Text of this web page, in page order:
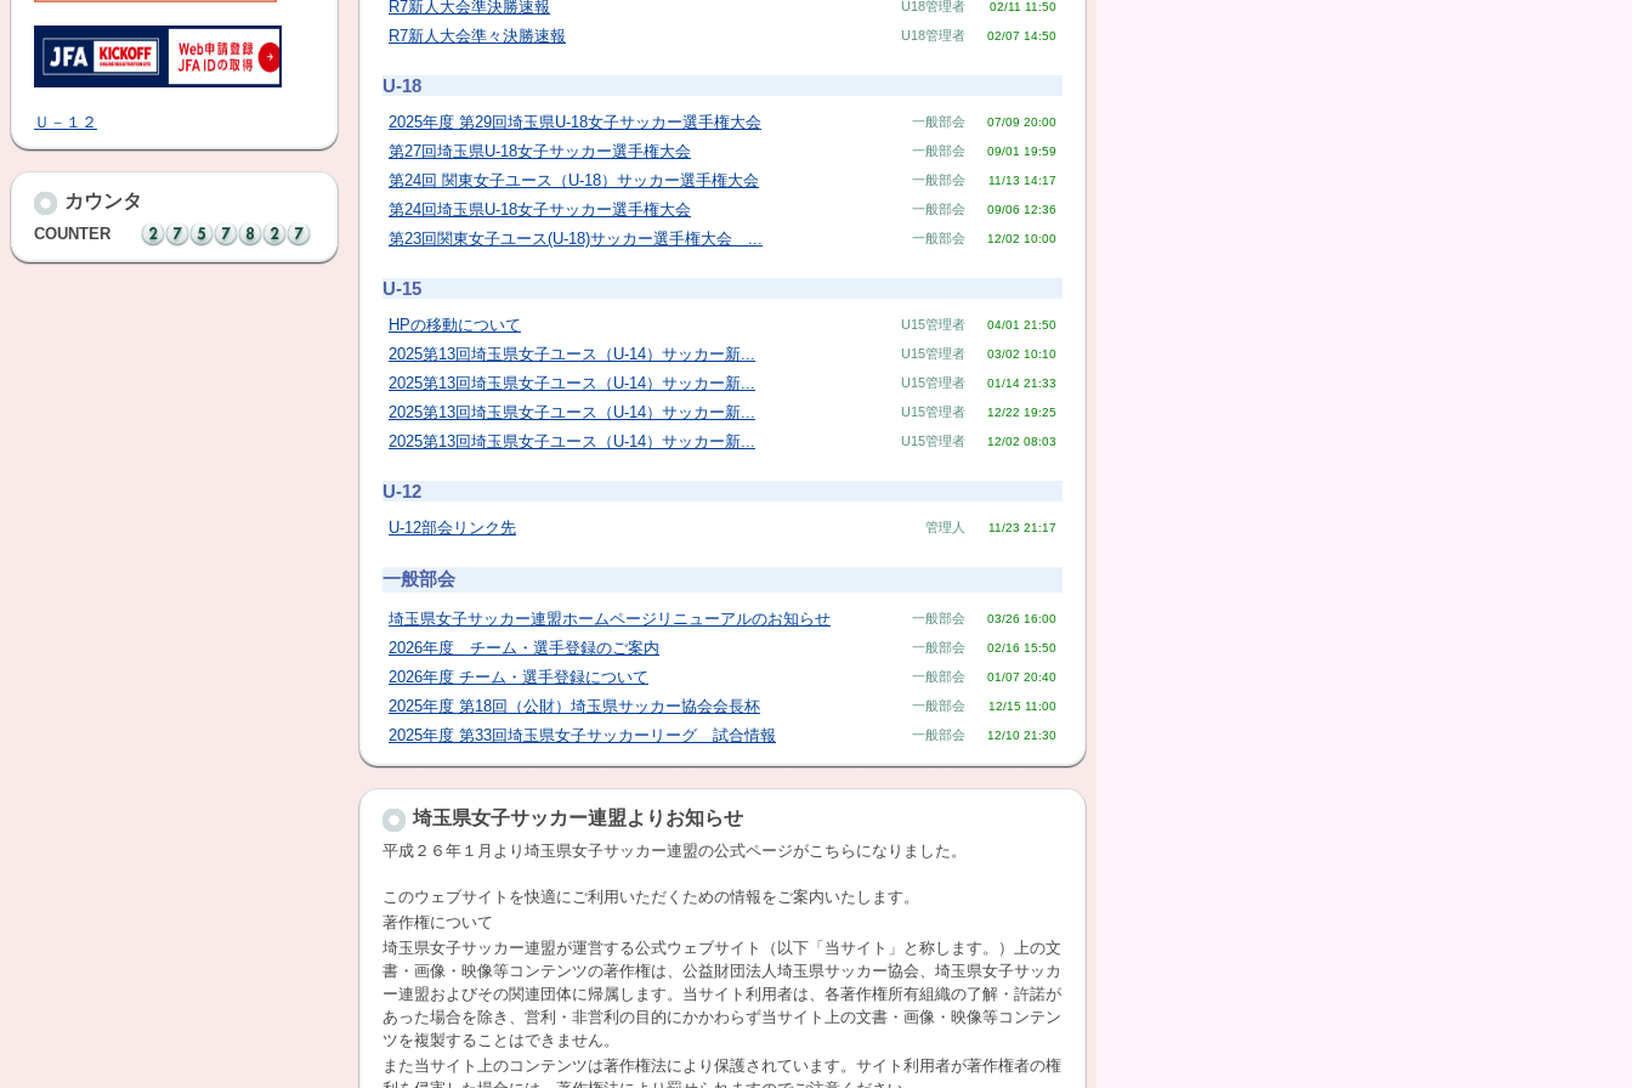
Ｕ－１２
カウンタ
COUNTER
R7新人大会準決勝速報 U18管理者 02/11 11:50
R7新人大会準々決勝速報 U18管理者 02/07 14:50
U-18
2025年度 第29回埼玉県U-18女子サッカー選手権大会 一般部会 07/09 20:00
第27回埼玉県U-18女子サッカー選手権大会 一般部会 09/01 19:59
第24回 関東女子ユース（U-18）サッカー選手権大会 一般部会 11/13 14:17
第24回埼玉県U-18女子サッカー選手権大会 一般部会 09/06 12:36
第23回関東女子ユース(U-18)サッカー選手権大会 ... 一般部会 12/02 10:00
U-15
HPの移動について U15管理者 04/01 21:50
2025第13回埼玉県女子ユース（U-14）サッカー新... U15管理者 03/02 10:10
2025第13回埼玉県女子ユース（U-14）サッカー新... U15管理者 01/14 21:33
2025第13回埼玉県女子ユース（U-14）サッカー新... U15管理者 12/22 19:25
2025第13回埼玉県女子ユース（U-14）サッカー新... U15管理者 12/02 08:03
U-12
U-12部会リンク先 管理人 11/23 21:17
一般部会
埼玉県女子サッカー連盟ホームページリニューアルのお知らせ 一般部会 03/26 16:00
2026年度 チーム・選手登録のご案内 一般部会 02/16 15:50
2026年度 チーム・選手登録について 一般部会 01/07 20:40
2025年度 第18回（公財）埼玉県サッカー協会会長杯 一般部会 12/15 11:00
2025年度 第33回埼玉県女子サッカーリーグ 試合情報 一般部会 12/10 21:30
埼玉県女子サッカー連盟よりお知らせ
平成２６年１月より埼玉県女子サッカー連盟の公式ページがこちらになりました。
このウェブサイトを快適にご利用いただくための情報をご案内いたします。
著作権について
埼玉県女子サッカー連盟が運営する公式ウェブサイト（以下「当サイト」と称します。）上の文
書・画像・映像等コンテンツの著作権は、公益財団法人埼玉県サッカー協会、埼玉県女子サッカ
ー連盟およびその関連団体に帰属します。当サイト利用者は、各著作権所有組織の了解・許諾が
あった場合を除き、営利・非営利の目的にかかわらず当サイト上の文書・画像・映像等コンテン
ツを複製することはできません。
また当サイト上のコンテンツは著作権法により保護されています。サイト利用者が著作権者の権